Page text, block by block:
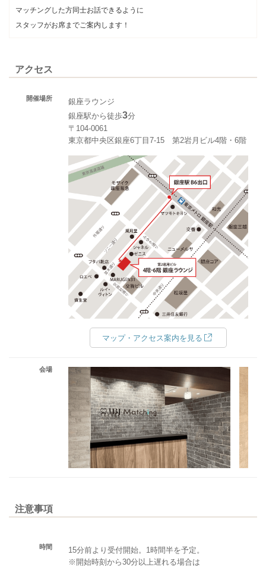
マッチングした方同士お話できるように
スタッフがお席までご案内します！
アクセス
開催場所
銀座ラウンジ
銀座駅から徒歩3分
〒104-0061
東京都中央区銀座6丁目7-15 第2岩月ビル4階・6階
マップ・アクセス案内を見る
会場
注意事項
時間
15分前より受付開始。1時間半を予定。
※開始時刻から30分以上遅れる場合は